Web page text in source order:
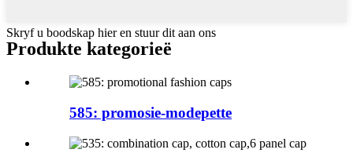
Skryf u boodskap hier en stuur dit aan ons
Produkte kategorieë
585: promosie-modepette